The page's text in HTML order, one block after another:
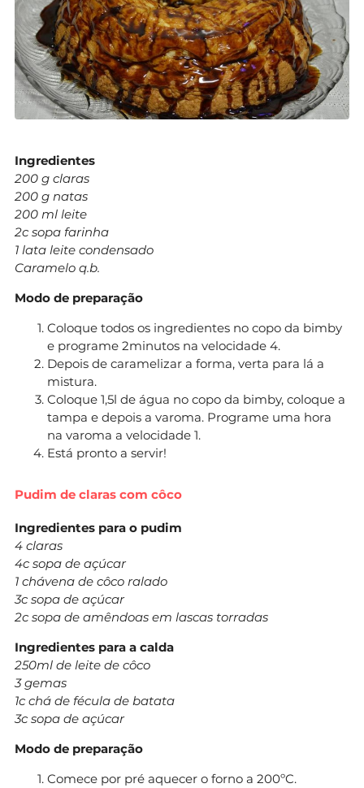
Ingredientes
200 g claras
200 g natas
200 ml leite
2c sopa farinha
1 lata leite condensado
Caramelo q.b.
Modo de preparação
Coloque todos os ingredientes no copo da bimby
e programe 2minutos na velocidade 4.
Depois de caramelizar a forma, verta para lá a
mistura.
Coloque 1,5l de água no copo da bimby, coloque a
tampa e depois a varoma. Programe uma hora
na varoma a velocidade 1.
Está pronto a servir!
Pudim de claras com côco
Ingredientes para o pudim
4 claras
4c sopa de açúcar
1 chávena de côco ralado
3c sopa de açúcar
2c sopa de amêndoas em lascas torradas
Ingredientes para a calda
250ml de leite de côco
3 gemas
1c chá de fécula de batata
3c sopa de açúcar
Modo de preparação
Comece por pré aquecer o forno a 200ºC.